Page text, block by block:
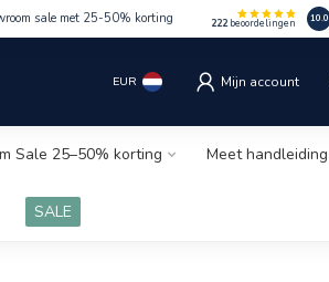
sale met 25-50% korting 222beoordelingen 10.0
EUR Mijn account
Sale 25–50% korting Meet handleiding
SALE